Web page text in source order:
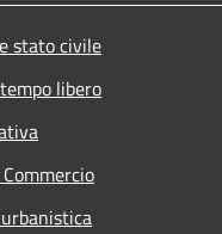
stato civile
libero